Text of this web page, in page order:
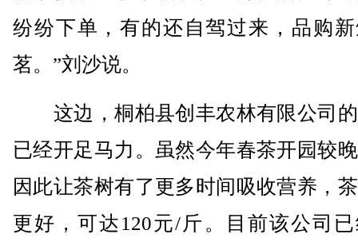
纷纷下单，有的还自驾过来，品购
茗。”刘沙说。
这边，桐柏县创丰农林有限公司
已经开足马力。虽然今年春茶开园较
因此让茶树有了更多时间吸收营养，
更好，可达120元/斤。目前该公司